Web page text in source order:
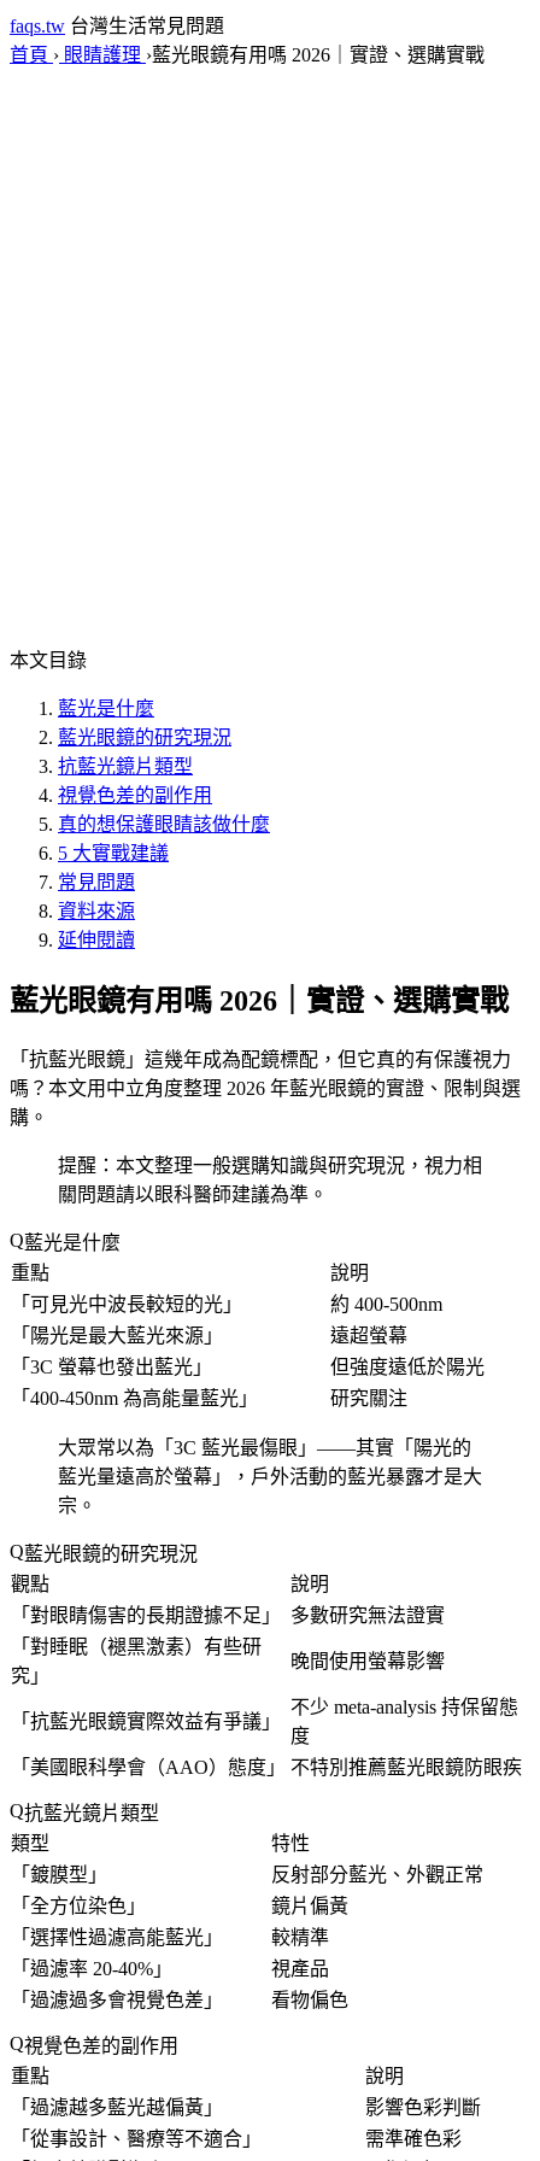
faqs.tw 台灣生活常見問題
首頁 › 眼睛護理 ›藍光眼鏡有用嗎 2026｜實證、選購實戰
本文目錄
藍光是什麼
藍光眼鏡的研究現況
抗藍光鏡片類型
視覺色差的副作用
真的想保護眼睛該做什麼
5 大實戰建議
常見問題
資料來源
延伸閱讀
藍光眼鏡有用嗎 2026｜實證、選購實戰
「 抗藍光眼鏡 」這幾年成為配鏡標配，但它真的有保護視力
嗎？本文用中立角度整理 2026 年藍光眼鏡的實證、限制與選
購。
提醒：本文整理一般選購知識與研究現況，視力相
關問題請以眼科醫師建議為準。
藍光是什麼
重點
說明
「 可見光中波長較短的光 」
約 400-500nm
「 陽光是最大藍光來源 」
遠超螢幕
「 3C 螢幕也發出藍光 」
但強度遠低於陽光
「 400-450nm 為高能量藍光 」 研究關注
大眾常以為「 3C 藍光最傷眼 」——其實「 陽光的
藍光量遠高於螢幕 」，戶外活動的藍光暴露才是大
宗。
藍光眼鏡的研究現況
觀點
說明
「 對眼睛傷害的長期證據不足 」
多數研究無法證實
「 對睡眠（褪黑激素）有些研
究 」
晚間使用螢幕影響
「 抗藍光眼鏡實際效益有爭議 」
不少 meta-analysis 持保留態
度
「 美國眼科學會（AAO）態度 」 不特別推薦藍光眼鏡防眼疾
抗藍光鏡片類型
類型
特性
「 鍍膜型 」
反射部分藍光、外觀正常
「 全方位染色 」
鏡片偏黃
「 選擇性過濾高能藍光 」
較精準
「 過濾率 20-40% 」
視產品
「 過濾過多會視覺色差 」 看物偏色
視覺色差的副作用
重點
說明
「 過濾越多藍光越偏黃 」
影響色彩判斷
「 從事設計、醫療等不適合 」
需準確色彩